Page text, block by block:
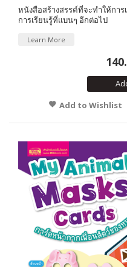
หนังสือสร้างสรรค์ที่จะทำให้การ
การเรียนรู้ที่แบนๆ อีกต่อไป
Learn More
Add to Wishlist